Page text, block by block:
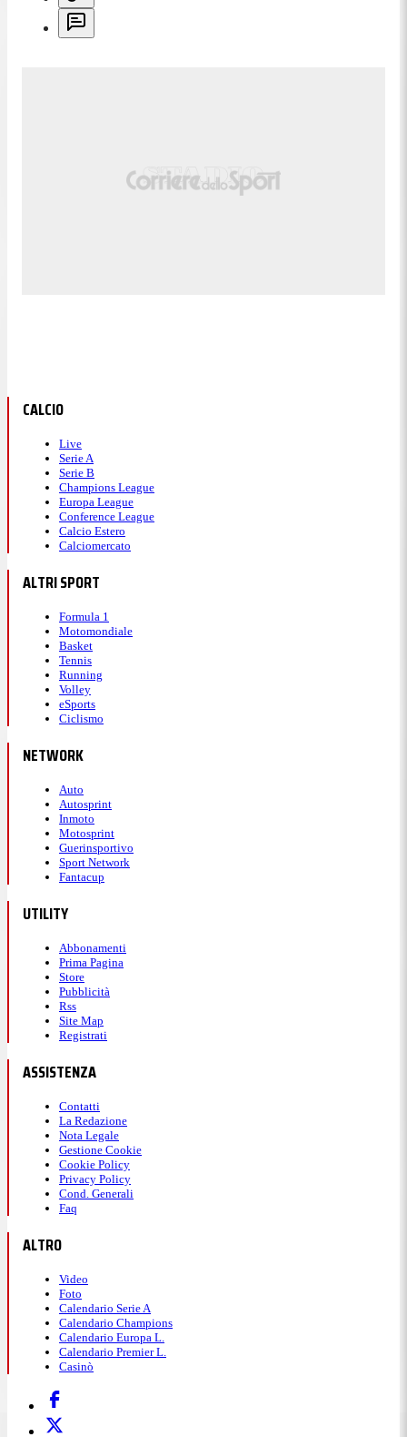
CALCIO
Live
Serie A
Serie B
Champions League
Europa League
Conference League
Calcio Estero
Calciomercato
ALTRI SPORT
Formula 1
Motomondiale
Basket
Tennis
Running
Volley
eSports
Ciclismo
NETWORK
Auto
Autosprint
Inmoto
Motosprint
Guerinsportivo
Sport Network
Fantacup
UTILITY
Abbonamenti
Prima Pagina
Store
Pubblicità
Rss
Site Map
Registrati
ASSISTENZA
Contatti
La Redazione
Nota Legale
Gestione Cookie
Cookie Policy
Privacy Policy
Cond. Generali
Faq
ALTRO
Video
Foto
Calendario Serie A
Calendario Champions
Calendario Europa L.
Calendario Premier L.
Casinò